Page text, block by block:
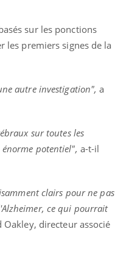
sur les ponctions
premiers signes de la
autre investigation", a
sur toutes les
potentiel", a-t-il
clairs pour ne pas
ce qui pourrait
directeur associé